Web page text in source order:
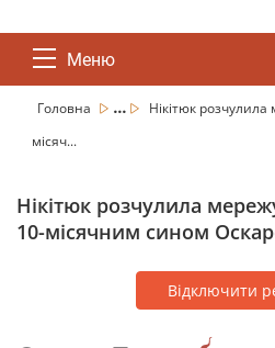
Меню
Головна ...
Нікітюк
місяч...
Нікітюк розчулила
10-місячним сином
Відключити